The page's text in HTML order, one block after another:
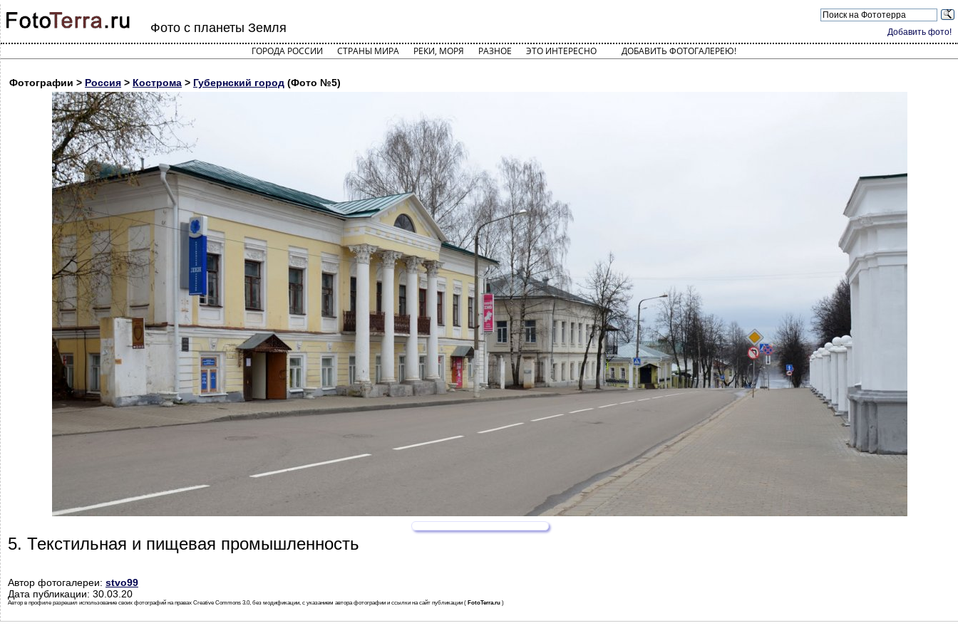
Добавить фото!
Фото с планеты Земля
ГОРОДА РОССИИ СТРАНЫ МИРА РЕКИ, МОРЯ РАЗНОЕ ЭТО ИНТЕРЕСНО ДОБАВИТЬ ФОТОГАЛЕРЕЮ!
Фотографии > Россия > Кострома > Губернский город (Фото №5)
5. Текстильная и пищевая промышленность
Автор фотогалереи: stvo99
Дата публикации: 30.03.20
Автор в профиле разрешил использование своих фотографий на правах Creative Commons 3.0, без модификации, с указанием автора фотографии и ссылки на сайт публикации ( FotoTerra.ru )